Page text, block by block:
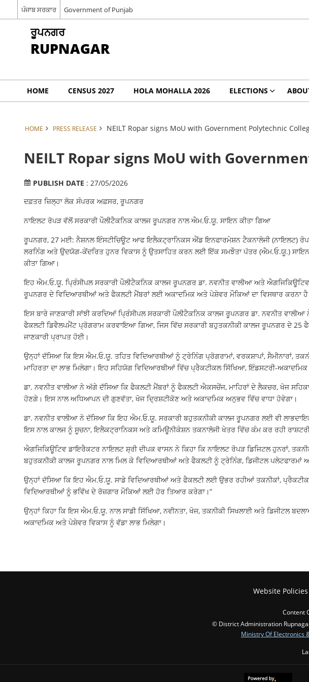
ਪੰਜਾਬ ਸਰਕਾਰ Government of Punjab
ਰੂਪਨਗਰ
RUPNAGAR
HOME CENSUS 2027 HOLA MOHALLA 2026 ELECTIONS
HOME PRESS RELEASE NEILT Ropar signs MoU with Government Polytechnic
NEILT Ropar signs MoU with
PUBLISH DATE : 27/05/2026
ਦਫ਼ਤਰ ਜ਼ਿਲ੍ਹਾ ਲੋਕ ਸੰਪਰਕ ਅਫ਼ਸਰ, ਰੂਪਨਗਰ
ਨਾਇਲਟ ਰੋਪੜ ਵੱਲੋਂ ਸਰਕਾਰੀ ਪੌਲੀਟੈਕਨਿਕ ਕਾਲਜ ਰੂਪਨਗਰ ਨਾਲ ਐਮ.ਓ.ਯੂ. ਸਾਇਨ ਕੀਤਾ ਗਿਆ
ਰੂਪਨਗਰ, 27 ਮਈ: ਨੈਸ਼ਨਲ ਇੰਸਟੀਚਿਊਟ ਆਫ ਇਲੈਕਟ੍ਰਾਨਿਕਸ ਐਂਡ ਇਨਫਾਰਮੇਸ਼ਨ ਟੈਕਨਾਲੋਜੀ (ਨਾਇਲਟ)
ਲਰਨਿੰਗ ਅਤੇ ਉਦਯੋਗ-ਕੇਂਦਰਿਤ ਹੁਨਰ ਵਿਕਾਸ ਨੂੰ ਉਤਸਾਹਿਤ ਕਰਨ ਲਈ ਇੱਕ ਸਮਝੌਤਾ ਪੱਤਰ (ਐਮ.ਓ.ਯੂ.)
ਕੀਤਾ ਗਿਆ।
ਇਹ ਐਮ.ਓ.ਯੂ. ਪ੍ਰਿੰਸੀਪਲ ਸਰਕਾਰੀ ਪੌਲੀਟੈਕਨਿਕ ਕਾਲਜ ਰੂਪਨਗਰ ਡਾ. ਨਵਨੀਤ ਵਾਲੀਆ ਅਤੇ
ਰੂਪਨਗਰ ਦੇ ਵਿਦਿਆਰਥੀਆਂ ਅਤੇ ਫੈਕਲਟੀ ਮੈਂਬਰਾਂ ਲਈ ਅਕਾਦਮਿਕ ਅਤੇ ਪੇਸ਼ੇਵਰ ਮੌਕਿਆਂ ਦਾ ਵਿਸਥਾਰ ਕਰਨਾ
ਇਸ ਬਾਰੇ ਜਾਣਕਾਰੀ ਸਾਂਝੀ ਕਰਦਿਆਂ ਪ੍ਰਿੰਸੀਪਲ ਸਰਕਾਰੀ ਪੌਲੀਟੈਕਨਿਕ ਕਾਲਜ ਰੂਪਨਗਰ ਡਾ. ਨਵਨੀਤ
ਫੈਕਲਟੀ ਡਿਵੈਲਪਮੈਂਟ ਪ੍ਰੋਗਰਾਮ ਕਰਵਾਇਆ ਗਿਆ, ਜਿਸ ਵਿੱਚ ਸਰਕਾਰੀ ਬਹੁਤਕਨੀਕੀ ਕਾਲਜ ਰੂਪਨਗਰ ਦੇ 25
ਜਾਣਕਾਰੀ ਪ੍ਰਾਪਤ ਹੋਈ।
ਉਨ੍ਹਾਂ ਦੱਸਿਆ ਕਿ ਇਸ ਐਮ.ਓ.ਯੂ. ਤਹਿਤ ਵਿਦਿਆਰਥੀਆਂ ਨੂੰ ਟ੍ਰੇਨਿੰਗ ਪ੍ਰੋਗਰਾਮਾਂ, ਵਰਕਸ਼ਾਪਾਂ, ਸੈਮੀਨਾਰਾਂ,
ਮਾਹਿਰਤਾ ਦਾ ਲਾਭ ਮਿਲੇਗਾ। ਇਹ ਸਹਿਯੋਗ ਵਿਦਿਆਰਥੀਆਂ ਵਿੱਚ ਪ੍ਰੈਕਟੀਕਲ ਸਿੱਖਿਆ, ਇੰਡਸਟਰੀ-
ਡਾ. ਨਵਨੀਤ ਵਾਲੀਆ ਨੇ ਅੱਗੇ ਦੱਸਿਆ ਕਿ ਫੈਕਲਟੀ ਮੈਂਬਰਾਂ ਨੂੰ ਫੈਕਲਟੀ ਐਕਸਚੇਂਜ, ਮਾਹਿਰਾਂ ਦੇ ਲੈਕਚਰ, ਖੋਜ
ਹੋਣਗੇ। ਇਸ ਨਾਲ ਅਧਿਆਪਨ ਦੀ ਗੁਣਵੱਤਾ, ਖੋਜ ਦ੍ਰਿਸ਼ਟੀਕੋਣ ਅਤੇ ਅਕਾਦਮਿਕ ਅਨੁਭਵ ਵਿੱਚ ਵਾਧਾ ਹੋਵੇਗਾ।
ਡਾ. ਨਵਨੀਤ ਵਾਲੀਆ ਨੇ ਦੱਸਿਆ ਕਿ ਇਹ ਐਮ.ਓ.ਯੂ. ਸਰਕਾਰੀ ਬਹੁਤਕਨੀਕੀ ਕਾਲਜ ਰੂਪਨਗਰ ਲਈ ਵੀ
ਇਸ ਨਾਲ ਕਾਲਜ ਨੂੰ ਸੂਚਨਾ, ਇਲੈਕਟ੍ਰਾਨਿਕਸ ਅਤੇ ਕਮਿਊਨੀਕੇਸ਼ਨ ਤਕਨਾਲੋਜੀ ਖੇਤਰ ਵਿੱਚ ਕੰਮ ਕਰ ਰਹੀ
ਐਗਜਿਕਿਊਟਿਵ ਡਾਇਰੈਕਟਰ ਨਾਇਲਟ ਸ਼੍ਰੀ ਦੀਪਕ ਵਾਸਨ ਨੇ ਕਿਹਾ ਕਿ ਨਾਇਲਟ ਰੋਪੜ ਡਿਜਿਟਲ ਹੁਨਰਾਂ,
ਬਹੁਤਕਨੀਕੀ ਕਾਲਜ ਰੂਪਨਗਰ ਨਾਲ ਮਿਲ ਕੇ ਵਿਦਿਆਰਥੀਆਂ ਅਤੇ ਫੈਕਲਟੀ ਨੂੰ ਟ੍ਰੇਨਿੰਗ, ਡਿਜੀਟਲ ਪਲੇਟਫਾਰਮਾਂ
ਉਨ੍ਹਾਂ ਦੱਸਿਆ ਕਿ ਇਹ ਐਮ.ਓ.ਯੂ. ਸਾਡੇ ਵਿਦਿਆਰਥੀਆਂ ਅਤੇ ਫੈਕਲਟੀ ਲਈ ਉਭਰ ਰਹੀਆਂ ਤਕਨੀਕਾਂ,
ਵਿਦਿਆਰਥੀਆਂ ਨੂੰ ਭਵਿੱਖ ਦੇ ਰੋਜ਼ਗਾਰ ਮੌਕਿਆਂ ਲਈ ਹੋਰ ਤਿਆਰ ਕਰੇਗਾ।”
ਉਨ੍ਹਾਂ ਕਿਹਾ ਕਿ ਇਸ ਐਮ.ਓ.ਯੂ. ਨਾਲ ਸਾਡੀ ਸਿੱਖਿਆ, ਨਵੀਨਤਾ, ਖੋਜ, ਤਕਨੀਕੀ ਸਿਖਲਾਈ ਅਤੇ ਡਿਜੀਟਲ
ਅਕਾਦਮਿਕ ਅਤੇ ਪੇਸ਼ੇਵਰ ਵਿਕਾਸ ਨੂੰ ਵੱਡਾ ਲਾਭ ਮਿਲੇਗਾ।
Website Policies
Content
© District Administration
Ministry Of Electronics